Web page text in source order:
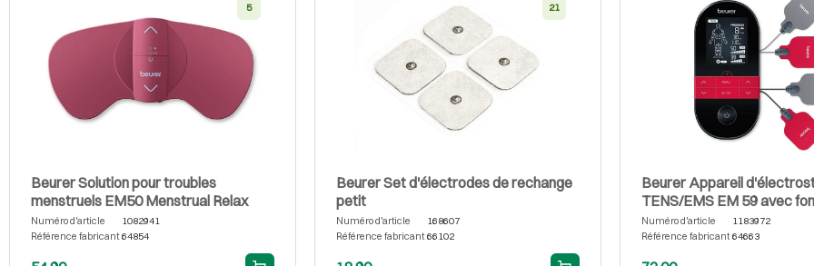
5
Beurer Solution pour troubles
menstruels EM50 Menstrual Relax
Numéro d'article
1082941
Référence fabricant 64854
21
Beurer Set d'électrodes de rechange
petit
Numéro d'article
168607
Référence fabricant 66102
Beurer Appareil
TENS/EMS EM 59 avec
chaleur
Numéro d'article
1183972
Référence fabricant 64663